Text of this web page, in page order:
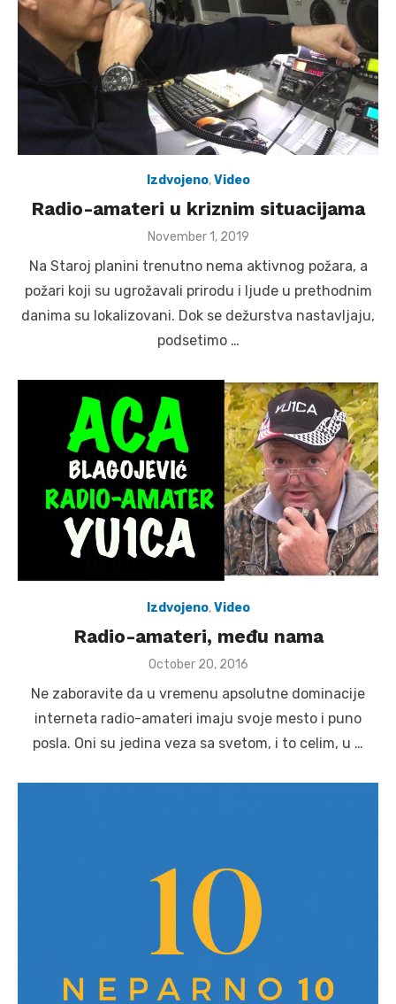
Izdvojeno,Video
Radio-amateri u kriznim situacijama
Posted
November 1, 2019
Na Staroj planini trenutno nema aktivnog požara, a
požari koji su ugrožavali prirodu i ljude u prethodnim
danima su lokalizovani. Dok se dežurstva nastavljaju,
podsetimo …
Izdvojeno,Video
Radio-amateri, među nama
Posted
October 20, 2016
Ne zaboravite da u vremenu apsolutne dominacije
interneta radio-amateri imaju svoje mesto i puno
posla. Oni su jedina veza sa svetom, i to celim, u …